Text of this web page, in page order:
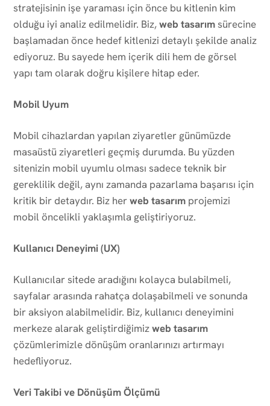
stratejisinin işe yaraması için önce bu kitlenin kim
olduğu iyi analiz edilmelidir. Biz,web tasarımsürecine
başlamadan önce hedef kitlenizi detaylı şekilde analiz
ediyoruz. Bu sayede hem içerik dili hem de görsel
yapı tam olarak doğru kişilere hitap eder.
Mobil Uyum
Mobil cihazlardan yapılan ziyaretler günümüzde
masaüstü ziyaretleri geçmiş durumda. Bu yüzden
sitenizin mobil uyumlu olması sadece teknik bir
gereklilik değil, aynı zamanda pazarlama başarısı için
kritik bir detaydır. Biz herweb tasarım projemizi
mobil öncelikli yaklaşımla geliştiriyoruz.
Kullanıcı Deneyimi (UX)
Kullanıcılar sitede aradığını kolayca bulabilmeli,
sayfalar arasında rahatça dolaşabilmeli ve sonunda
bir aksiyon alabilmelidir. Biz, kullanıcı deneyimini
merkeze alarak geliştirdiğimizweb tasarım
çözümlerimizle dönüşüm oranlarınızı artırmayı
hedefliyoruz.
Veri Takibi ve Dönüşüm Ölçümü